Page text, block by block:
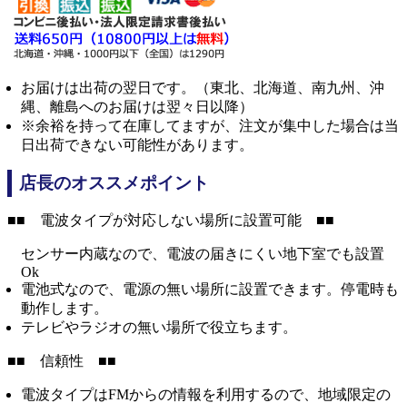
お届けは出荷の翌日です。（東北、北海道、南九州、沖
縄、離島へのお届けは翌々日以降）
※余裕を持って在庫してますが、注文が集中した場合は当
日出荷できない可能性があります。
店長のオススメポイント
■■ 電波タイプが対応しない場所に設置可能 ■■
センサー内蔵なので、電波の届きにくい地下室でも設置
Ok
電池式なので、電源の無い場所に設置できます。停電時も
動作します。
テレビやラジオの無い場所で役立ちます。
■■ 信頼性 ■■
電波タイプはFMからの情報を利用するので、地域限定の